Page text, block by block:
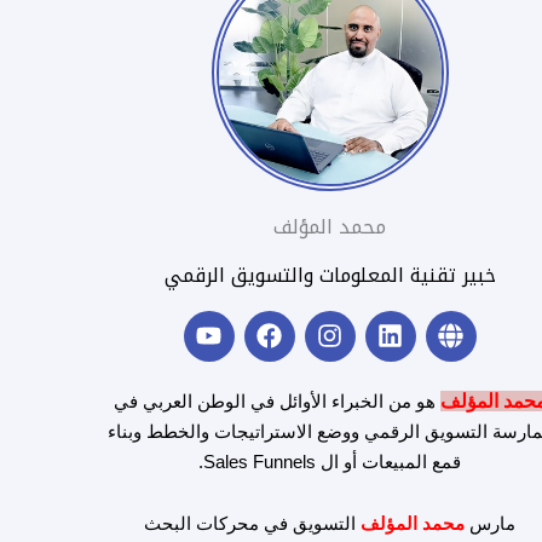
محمد المؤلف
خبير تقنية المعلومات والتسويق الرقمي
G
l
b
L
i
k
e
d
i
I
n
t
a
g
r
m
F
a
e
b
o
o
Y
o
t
u
b
e
المؤلف هو من الخبراء الأوائل في الوطن العربي في
التسويق الرقمي ووضع الاستراتيجات والخطط وبناء
قمع المبيعات أو ال Sales Funnels.
مارس محمد المؤلف التسويق في محركات البحث